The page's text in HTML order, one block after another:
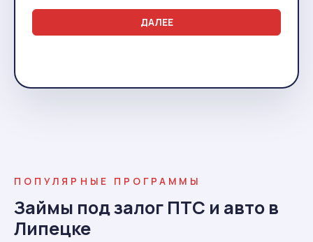
ДАЛЕЕ
ПОПУЛЯРНЫЕ ПРОГРАММЫ
Займы под залог ПТС и авто в
Липецке